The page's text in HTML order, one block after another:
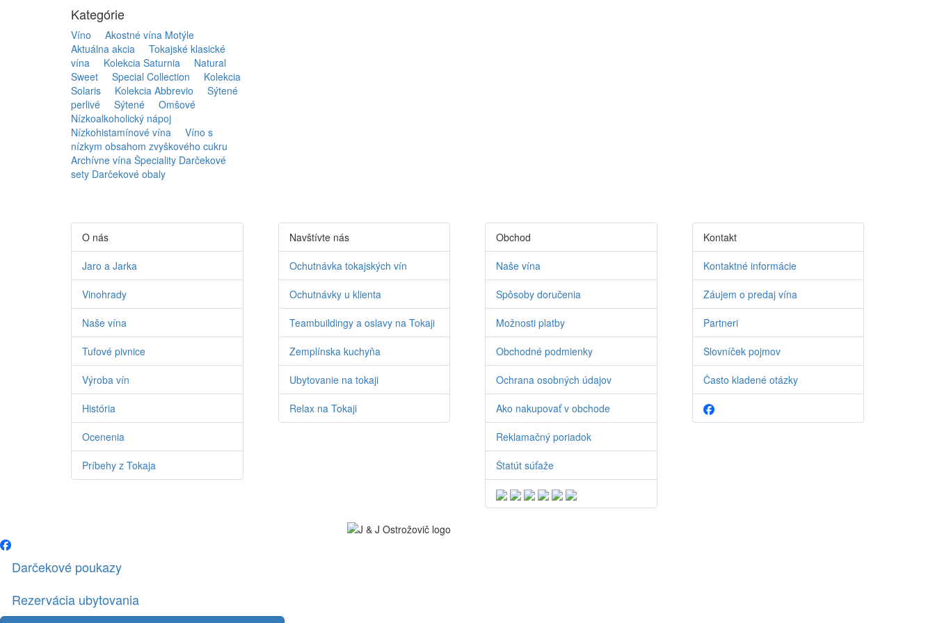
Kategórie
Víno
Akostné vína Motýle
Aktuálna akcia
Tokajské klasické
vína
Kolekcia Saturnia
Natural
Sweet
Special Collection
Kolekcia
Solaris
Kolekcia Abbrevio
Sýtené
perlivé
Sýtené
Omšové
Nízkoalkoholický nápoj
Nízkohistamínové vína
Víno s
nízkym obsahom zvyškového cukru
Archívne vína Špeciality Darčekové
sety Darčekové obaly
O nás
Jaro a Jarka
Vinohrady
Naše vína
Tufové pivnice
Výroba vín
História
Ocenenia
Príbehy z Tokaja
Navštívte nás
Ochutnávka tokajských vín
Ochutnávky u klienta
Teambuildingy a oslavy na Tokaji
Zemplínska kuchyňa
Ubytovanie na tokaji
Relax na Tokaji
Obchod
Naše vína
Spôsoby doručenia
Možnosti platby
Obchodné podmienky
Ochrana osobných údajov
Ako nakupovať v obchode
Reklamačný poriadok
Štatút súťaže
Kontakt
Kontaktné informácie
Záujem o predaj vína
Partneri
Slovníček pojmov
Často kladené otázky
Darčekové poukazy
Rezervácia ubytovania